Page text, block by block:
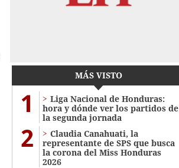
MÁS VISTO
1
Liga Nacional de Honduras:
hora y dónde ver los partidos de
la segunda jornada
2
Claudia Canahuati, la
representante de SPS que busca
la corona del Miss Honduras
2026